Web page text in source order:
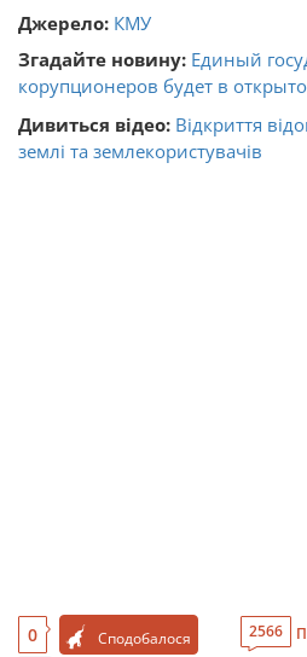
Джерело: КМУ
Згадайте новину: Единый
корупционеров будет в
Дивиться відео: Відкриття
землі та землекористувачів
0 Сподобалося 2566